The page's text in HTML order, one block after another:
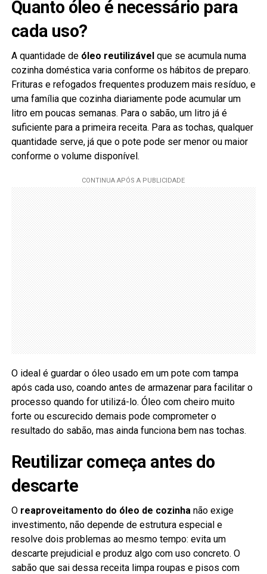
Quanto óleo é necessário para
cada uso?
A quantidade de óleo reutilizávelque se acumula numa
cozinha doméstica varia conforme os hábitos de preparo.
Frituras e refogados frequentes produzem mais resíduo, e
uma família que cozinha diariamente pode acumular um
litro em poucas semanas. Para o sabão, um litro já é
suficiente para a primeira receita. Para as tochas, qualquer
quantidade serve, já que o pote pode ser menor ou maior
conforme o volume disponível.
O ideal é guardar o óleo usado em um pote com tampa
após cada uso, coando antes de armazenar para facilitar o
processo quando for utilizá-lo. Óleo com cheiro muito
forte ou escurecido demais pode comprometer o
resultado do sabão, mas ainda funciona bem nas tochas.
Reutilizar começa antes do
descarte
O reaproveitamento do óleo de cozinha não exige
investimento, não depende de estrutura especial e
resolve dois problemas ao mesmo tempo: evita um
descarte prejudicial e produz algo com uso concreto. O
sabão que sai dessa receita limpa roupas e pisos com